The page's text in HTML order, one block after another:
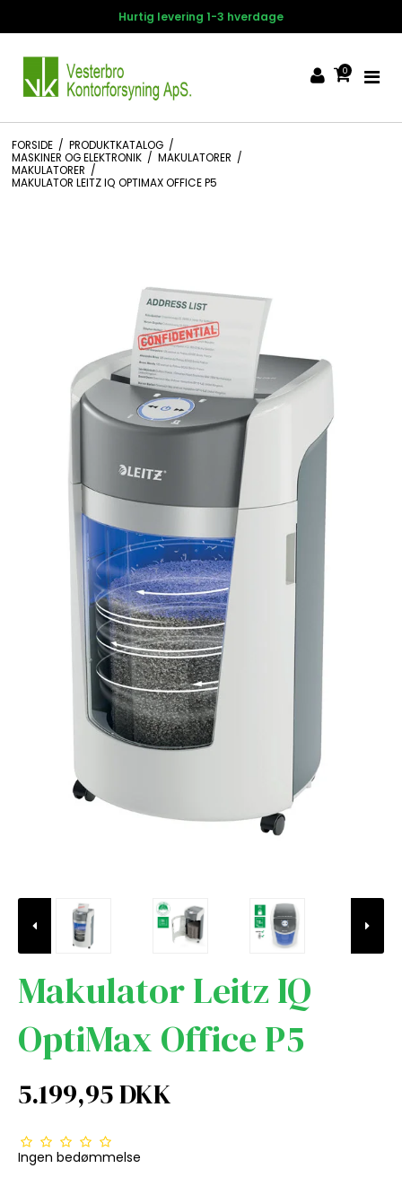
0
FORSIDE / PRODUKTKATALOG /
MASKINER OG ELEKTRONIK / MAKULATORER /
MAKULATORER /
MAKULATOR LEITZ IQ OPTIMAX OFFICE P5
Makulator Leitz IQ
OptiMax Office P5
5.199,95 DKK
Ingen bedømmelse